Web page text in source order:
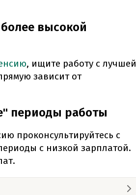
высокой
, ищите работу с лучшей
зависит от
периоды работы
проконсультируйтесь с
с низкой зарплатой.